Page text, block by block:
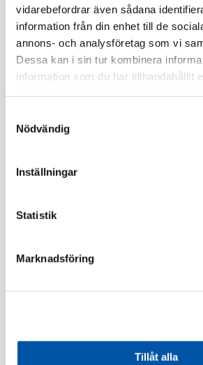
vidarebefordrar även sådana
information från din enhet till de
annons- och analysföretag som vi
Dessa kan i sin tur kombinera
information som du har tillhandahållit
Nödvändig
Inställningar
Statistik
Marknadsföring
Tillåt alla
Artnr:
1820195
EAN-kod:
3606480296994
Tillv. Artnr:
WDE005001
Finns i lager
Beskrivning
Specifikation